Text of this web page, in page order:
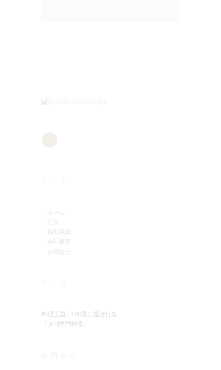
ホーム
注文
掲載実績
会社概要
お問合せ
料理王国』100選に選ばれる
『月刊専門料理』